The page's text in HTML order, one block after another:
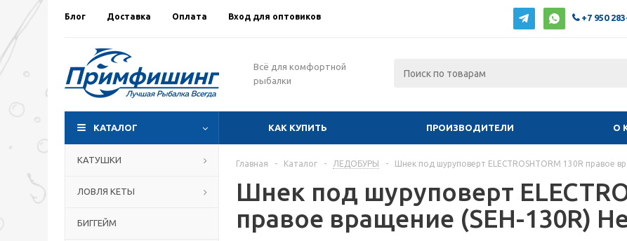
Блог Доставка Оплата Вход для оптовиков +7 950
Всё для комфортной
рыбалки
КАТАЛОГ КАК КУПИТЬ ПРОИЗВОДИТЕЛИ О
КАТУШКИ
ЛОВЛЯ КЕТЫ
БИГГЕЙМ
Главная - Каталог - ЛЕДОБУРЫ - Шнек под шуруповерт ELECTROSHTORM 130R правое
Шнек под шуруповерт
правое вращение (SEH-130R)